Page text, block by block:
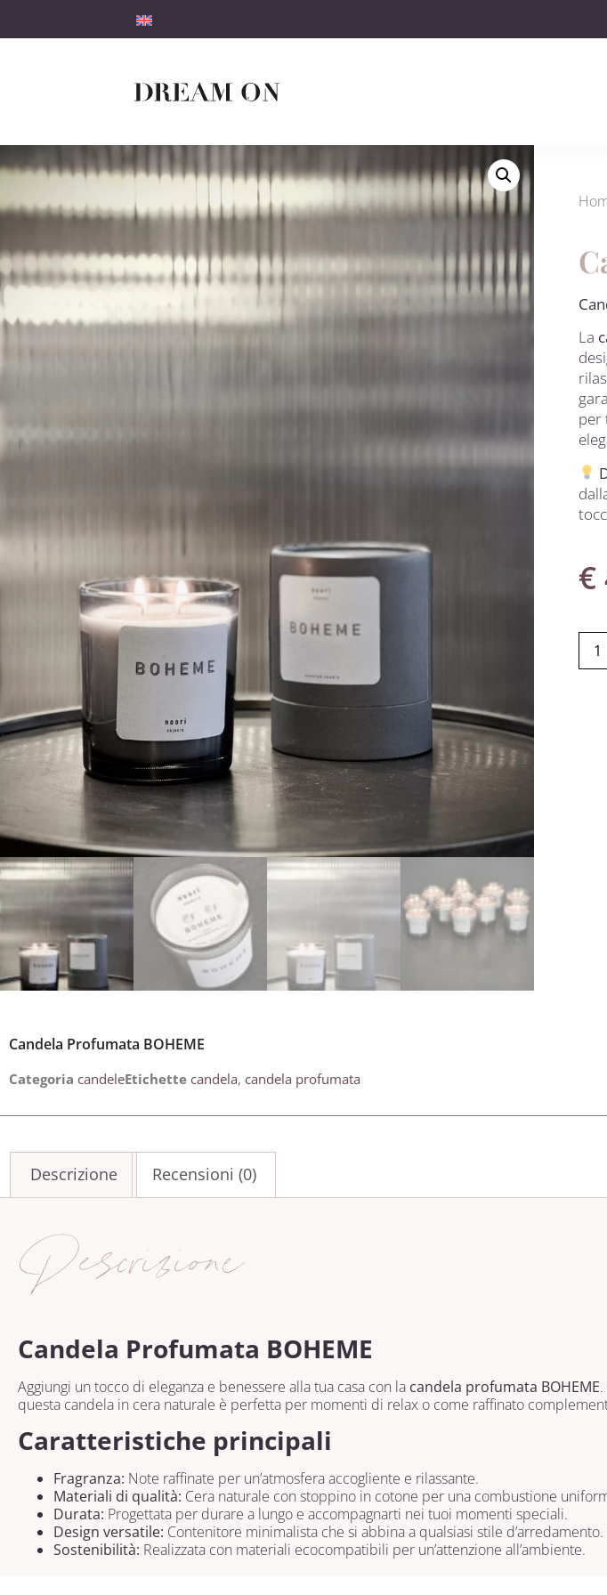
La
per
€
Candela Profumata BOHEME
Categoria candeleEtichette candela, candela profumata
Descrizione Recensioni (0)
Descrizione
Candela Profumata BOHEME
Aggiungi un tocco di eleganza e benessere alla tua casa con la candela profumata BOHEME
questa candela in cera naturale è perfetta per momenti di relax o come raffinato
Caratteristiche principali
Fragranza: Note raffinate per un’atmosfera accogliente e rilassante.
Materiali di qualità: Cera naturale con stoppino in cotone per una combustione
Durata: Progettata per durare a lungo e accompagnarti nei tuoi momenti speciali.
Design versatile: Contenitore minimalista che si abbina a qualsiasi stile d’arredamento.
Sostenibilità: Realizzata con materiali ecocompatibili per un’attenzione all’ambiente.